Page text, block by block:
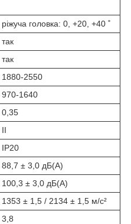
ріжуча головка: 0, +20, +40 ˚
так
так
1880-2550
970-1640
0,35
II
IP20
88,7 ± 3,0 дБ(А)
100,3 ± 3,0 дБ(А)
1353 ± 1,5 / 2134 ± 1,5 м/с²
3,8